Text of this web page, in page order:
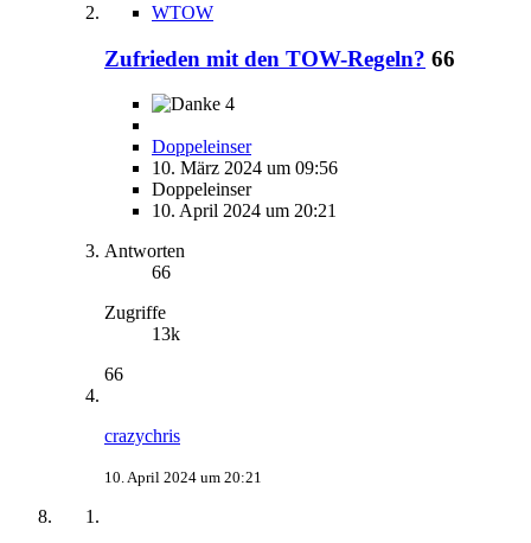
WTOW
Zufrieden mit den TOW-Regeln? 66
4
Doppeleinser
10. März 2024 um 09:56
Doppeleinser
10. April 2024 um 20:21
Antworten
66
Zugriffe
13k
66
crazychris
10. April 2024 um 20:21